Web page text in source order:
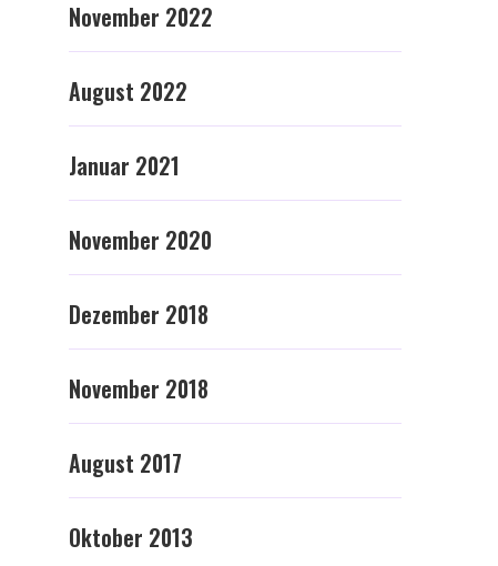
November 2022
August 2022
Januar 2021
November 2020
Dezember 2018
November 2018
August 2017
Oktober 2013